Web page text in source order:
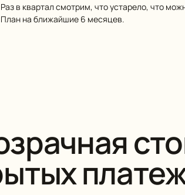
Раз в квартал смотрим, что устарело, что
План на ближайшие 6 месяцев.